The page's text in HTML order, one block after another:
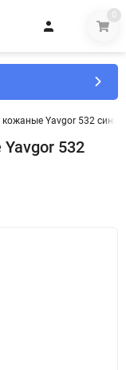
0
кожаные Yavgor 532
532